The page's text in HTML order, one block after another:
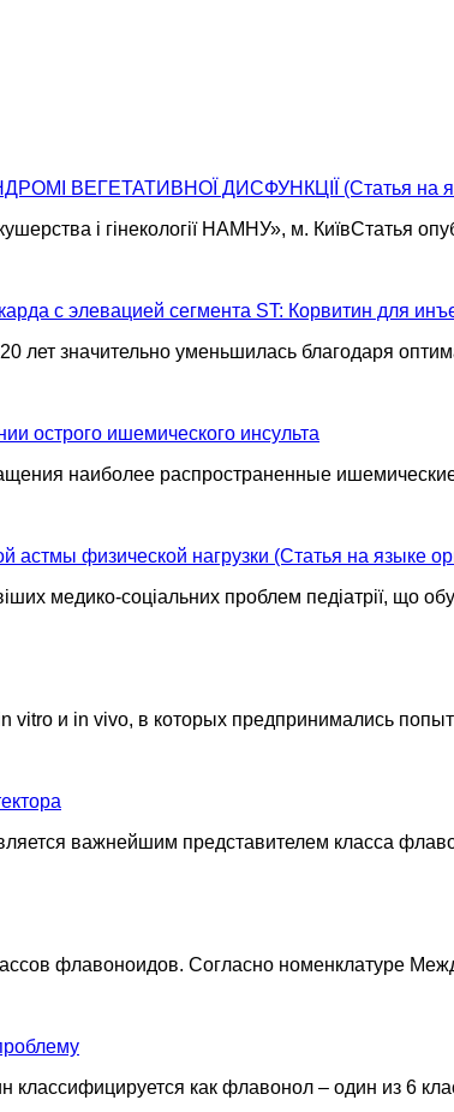
ВЕГЕТАТИВНОЇ ДИСФУНКЦІЇ (Статья на
і гінекології НАМНУ», м. КиївCтатья
с элевацией сегмента ST: Корвитин для
лет значительно уменьшилась благодаря
острого ишемического инсульта
наиболее распространенные
физической нагрузки (Статья на языке
медико-соціальних проблем педіатрії, що
vitro и in vivo, в которых предпринимались
важнейшим представителем класса
флавоноидов. Согласно номенклатуре
классифицируется как флавонол – один из 6